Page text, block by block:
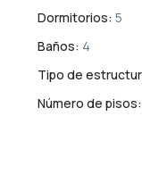
Dormitorios: 5
Baños: 4
Tipo de
Número de pisos: